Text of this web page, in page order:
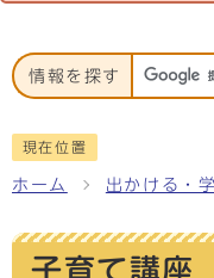
情報を探す
現在位置
ホーム 出かける・
子育て講座